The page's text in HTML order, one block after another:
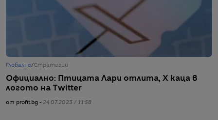
Глобално/Стратегии
Официално: Птицата Лари отлита, X каца в
логото на Twitter
от profit.bg - 24.07.2023 / 11:58